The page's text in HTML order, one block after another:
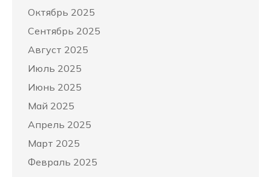
Октябрь 2025
Сентябрь 2025
Август 2025
Июль 2025
Июнь 2025
Май 2025
Апрель 2025
Март 2025
Февраль 2025